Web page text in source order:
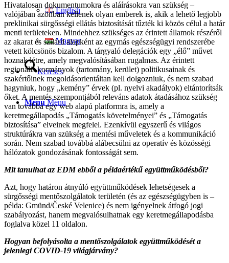
English
Magyar
Keresés
Menu Menu
Hivatalosan dokumentumokra és aláírásokra van szükség –
valójában azonban kellenek olyan emberek is, akik a lehető legjobb
preklinikai sürgősségi ellátás biztosítását tűzték ki közös célul a határ
menti területeken. Mindehhez szükséges az érintett államok részéről
az akarat és szilárd alapként az egymás egészségügyi rendszerébe
vetett kölcsönös bizalom. A tárgyaló delegációk egy „élő” művet
hoznak létre, amely megvalósításában rugalmas. Az érintett
regionális kormányok (tartomány, kerület) politikusainak és
szakértőinek megoldásorientáltan kell dolgozniuk, és nem szabad
hagyniuk, hogy „kemény” érvek (pl. nyelvi akadályok) eltántorítsák
őket. A mentés szempontjából releváns adatok átadásához szükség
van továbbá egy web alapú platformra is, amely a
keretmegállapodás „Támogatás követelményei” és „Támogatás
biztosítása” elveinek megfelel. Ezenkívül egyszerű és világos
struktúrákra van szükség a mentési műveletek és a kommunikáció
során. Nem szabad továbbá alábecsülni az operatív és közösségi
hálózatok gondozásának fontosságát sem.
Mit tanulhat az EDM ebből a példaértékű együttműködésből?
Azt, hogy határon átnyúló együttműködések lehetségesek a
sürgősségi mentőszolgálatok területén (és az egészségügyben is –
példa: Gmünd/České Velenice) és nem igényelnek átfogó jogi
szabályozást, hanem megvalósulhatnak egy keretmegállapodásba
foglalva közel 11 oldalon.
Hogyan befolyásolta a mentőszolgálatok együttműködését a
jelenlegi COVID-19 világjárvány?